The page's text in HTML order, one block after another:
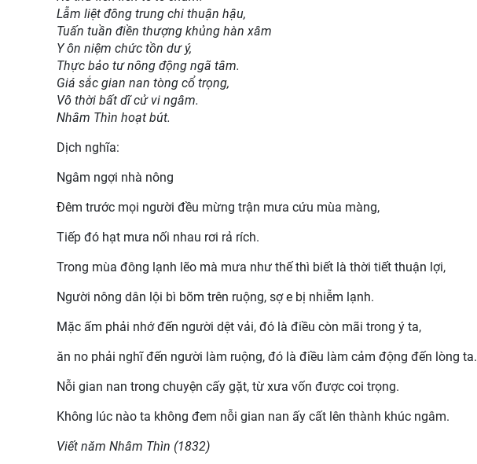
Lẫm liệt đông trung chi thuận hậu,
Tuấn tuần điền thượng khủng hàn xâm
Y ôn niệm chức tồn dư ý,
Thực bảo tư nông động ngã tâm.
Giá sắc gian nan tòng cổ trọng,
Vô thời bất dĩ cử vi ngâm.
Nhâm Thìn hoạt bút.
Dịch nghĩa:
Ngâm ngợi nhà nông
Đêm trước mọi người đều mừng trận mưa cứu mùa màng,
Tiếp đó hạt mưa nối nhau rơi rả rích.
Trong mùa đông lạnh lẽo mà mưa như thế thì biết là thời tiết thuận lợi,
Người nông dân lội bì bõm trên ruộng, sợ e bị nhiễm lạnh.
Mặc ấm phải nhớ đến người dệt vải, đó là điều còn mãi trong ý ta,
ăn no phải nghĩ đến người làm ruộng, đó là điều làm cảm động đến lòng ta.
Nỗi gian nan trong chuyện cấy gặt, từ xưa vốn được coi trọng.
Không lúc nào ta không đem nỗi gian nan ấy cất lên thành khúc ngâm.
Viết năm Nhâm Thìn (1832)